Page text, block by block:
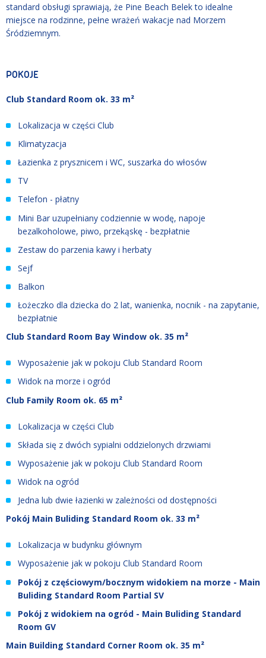
standard obsługi sprawiają, że Pine Beach Belek to idealne
miejsce na rodzinne, pełne wrażeń wakacje nad Morzem
Śródziemnym.
POKOJE
Club Standard Room ok. 33 m²
Lokalizacja w części Club
Klimatyzacja
Łazienka z prysznicem i WC, suszarka do włosów
TV
Telefon - płatny
Mini Bar uzupełniany codziennie w wodę, napoje
bezalkoholowe, piwo, przekąskę - bezpłatnie
Zestaw do parzenia kawy i herbaty
Sejf
Balkon
Łożeczko dla dziecka do 2 lat, wanienka, nocnik - na zapytanie,
bezpłatnie
Club Standard Room Bay Window ok. 35 m²
Wyposażenie jak w pokoju Club Standard Room
Widok na morze i ogród
Club Family Room ok. 65 m²
Lokalizacja w części Club
Składa się z dwóch sypialni oddzielonych drzwiami
Wyposażenie jak w pokoju Club Standard Room
Widok na ogród
Jedna lub dwie łazienki w zależności od dostępności
Pokój Main Buliding Standard Room ok. 33 m²
Lokalizacja w budynku głównym
Wyposażenie jak w pokoju Club Standard Room
Pokój z częściowym/bocznym widokiem na morze - Main
Buliding Standard Room Partial SV
Pokój z widokiem na ogród - Main Buliding Standard
Room GV
Main Building Standard Corner Room ok. 35 m²